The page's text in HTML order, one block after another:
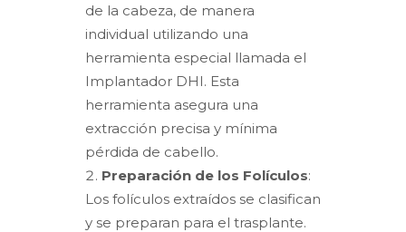
de la cabeza, de manera
individual utilizando una
herramienta especial llamada el
Implantador DHI. Esta
herramienta asegura una
extracción precisa y mínima
pérdida de cabello.
Preparación de los Folículos:
Los folículos extraídos se clasifican
y se preparan para el trasplante.